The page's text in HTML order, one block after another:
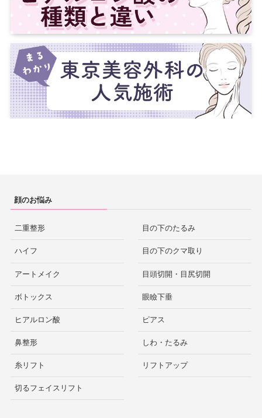
顔のお悩み
二重整形
ハイフ
アートメイク
ボトックス
ヒアルロン酸
鼻整形
糸リフト
切るフェイスリフト
目の下のたるみ
目の下のクマ取り
目頭切開・目尻切開
眼瞼下垂
ピアス
しわ・たるみ
リフトアップ